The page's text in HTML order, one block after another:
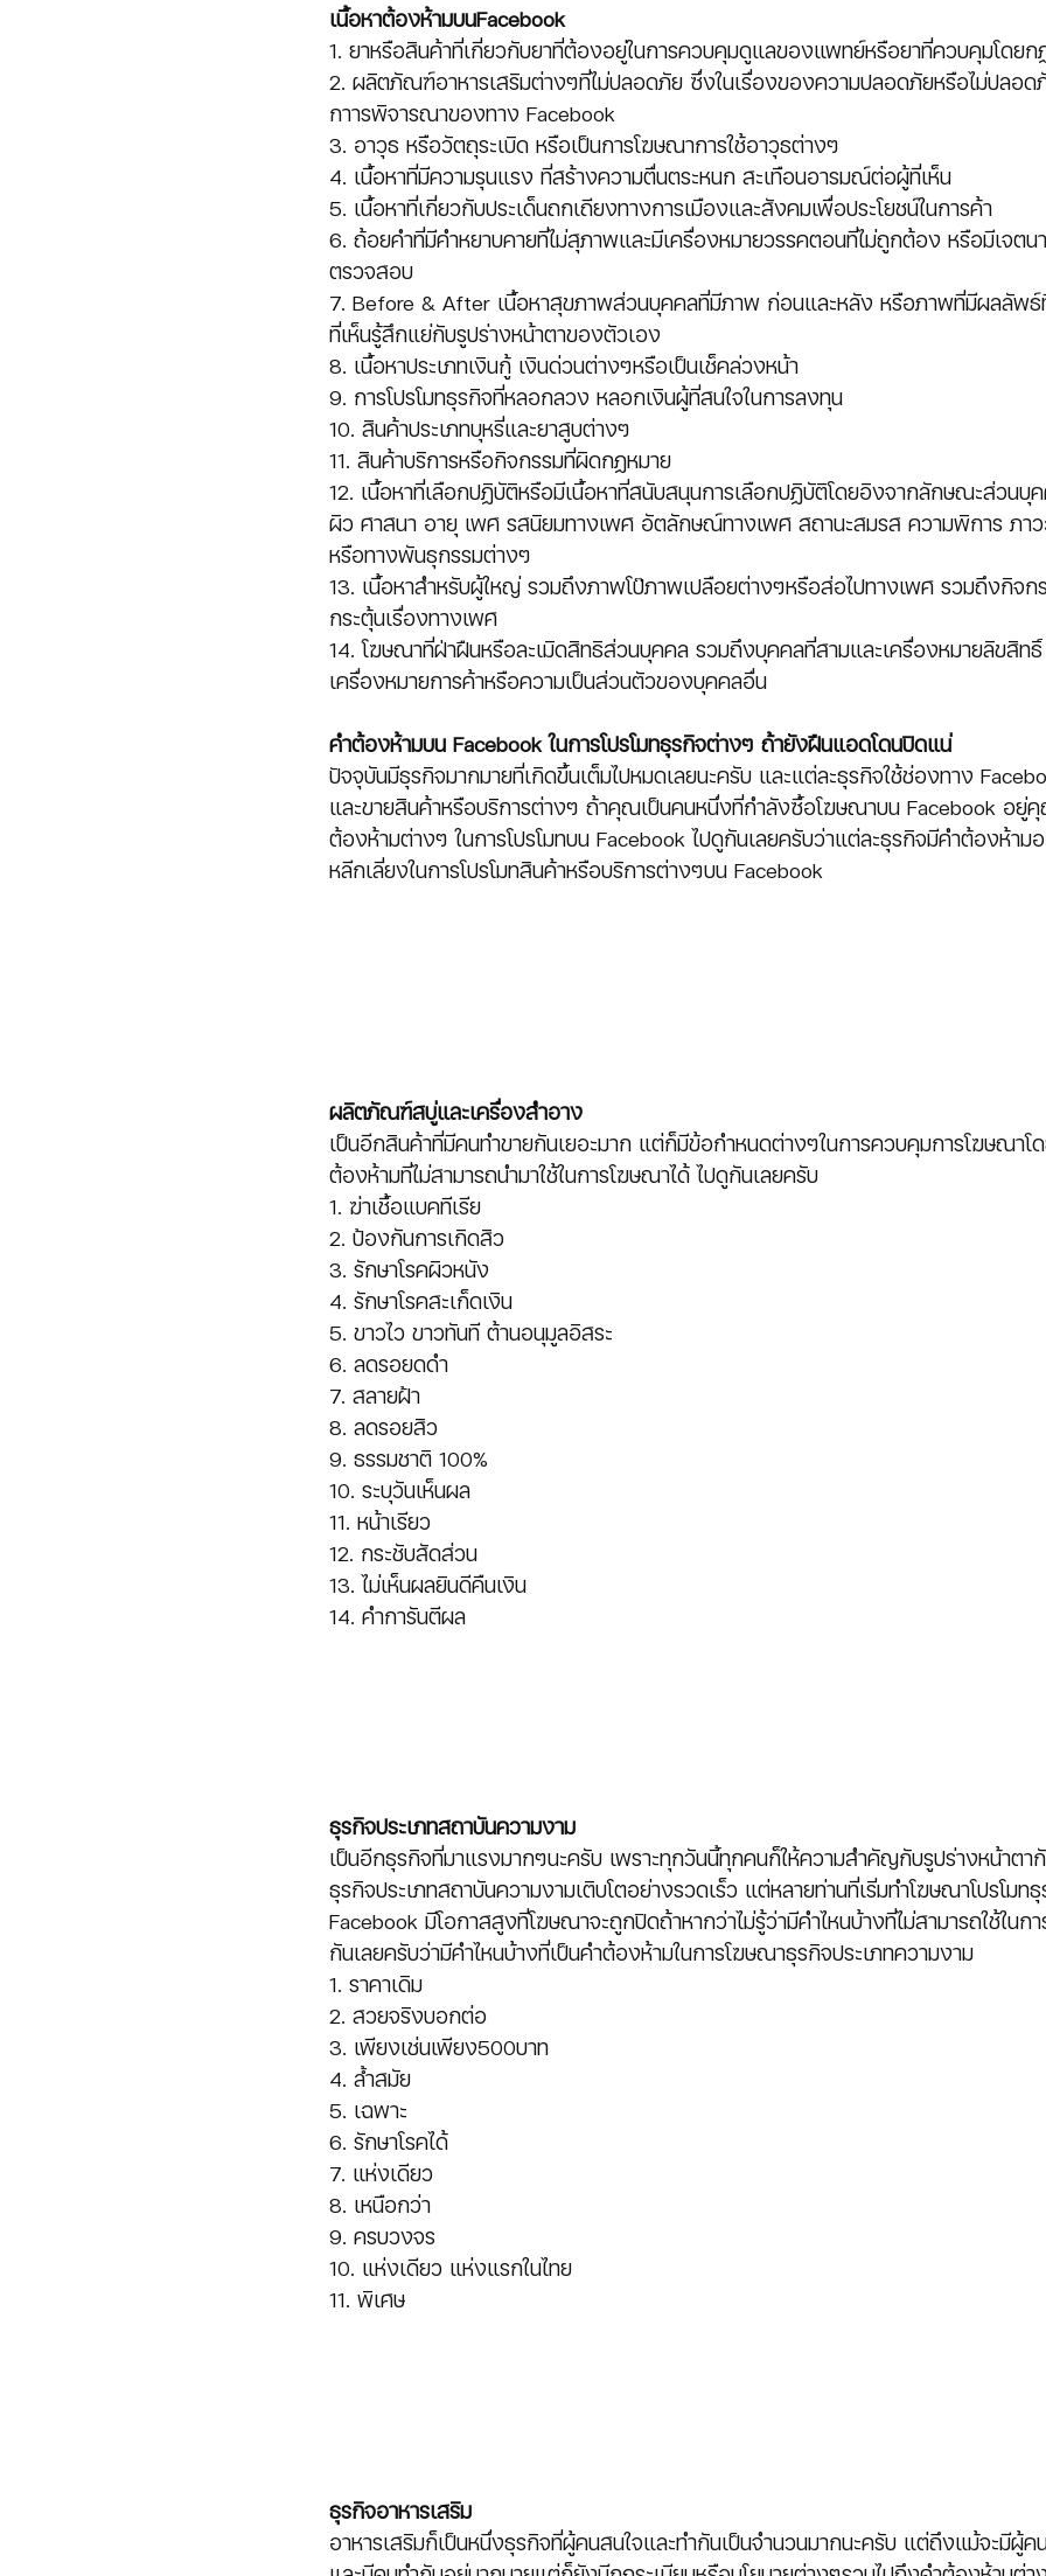
เนื้อหาต้องห้ามบนFacebook
1. ยาหรือสินค้าที่เกี่ยวกับยาที่ต้องอยู่ในการควบคุมดูแลของแพทย์หรือยาที่ควบคุมโดยก
2. ผลิตภัณฑ์อาหารเสริมต่างๆที่ไม่ปลอดภัย ซึ่งในเรื่องของความปลอดภัยหรือไม่ปลอด
กาารพิจารณาของทาง Facebook
3. อาวุธ หรือวัตถุระเบิด หรือเป็นการโฆษณาการใช้อาวุธต่างๆ
4. เนื้อหาที่มีความรุนแรง ที่สร้างความตื่นตระหนก สะเทือนอารมณ์ต่อผู้ที่เห็น
5. เนื้อหาที่เกี่ยวกับประเด็นถกเถียงทางการเมืองและสังคมเพื่อประโยชน์ในการค้า
6. ถ้อยคำที่มีคำหยาบคายที่ไม่สุภาพและมีเครื่องหมายวรรคตอนที่ไม่ถูกต้อง หรือมีเจตน
ตรวจสอบ
7. Before & After เนื้อหาสุขภาพส่วนบุคคลที่มีภาพ ก่อนและหลัง หรือภาพที่มีผลลัพธ์
ที่เห็นรู้สึกแย่กับรูปร่างหน้าตาของตัวเอง
8. เนื้อหาประเภทเงินกู้ เงินด่วนต่างๆหรือเป็นเช็คล่วงหน้า
9. การโปรโมทธุรกิจที่หลอกลวง หลอกเงินผู้ที่สนใจในการลงทุน
10. สินค้าประเภทบุหรี่และยาสูบต่างๆ
11. สินค้าบริการหรือกิจกรรมที่ผิดกฏหมาย
12. เนื้อหาที่เลือกปฏิบัติหรือมีเนื้อหาที่สนับสนุนการเลือกปฏิบัติโดยอิงจากลักษณะส่วนบุ
ผิว ศาสนา อายุ เพศ รสนิยมทางเพศ อัตลักษณ์ทางเพศ สถานะสมรส ความพิการ ภา
หรือทางพันธุกรรมต่างๆ
13. เนื้อหาสำหรับผู้ใหญ่ รวมถึงภาพโป๊ภาพเปลือยต่างๆหรือส่อไปทางเพศ รวมถึงกิจก
กระตุ้นเรื่องทางเพศ
14. โฆษณาที่ฝ่าฝืนหรือละเมิดสิทธิส่วนบุคคล รวมถึงบุคคลที่สามและเครื่องหมายลิขสิทธิ์
เครื่องหมายการค้าหรือความเป็นส่วนตัวของบุคคลอื่น
คำต้องห้ามบน Facebook ในการโปรโมทธุรกิจต่างๆ ถ้ายังฝืนแอดโดนปิดแน่
ปัจจุบันมีธุรกิจมากมายที่เกิดขึ้นเต็มไปหมดเลยนะครับ และแต่ละธุรกิจใช้ช่องทาง
และขายสินค้าหรือบริการต่างๆ ถ้าคุณเป็นคนหนึ่งที่กำลังซื้อโฆษณาบน Facebook อยู่
ต้องห้ามต่างๆ ในการโปรโมทบน Facebook ไปดูกันเลยครับว่าแต่ละธุรกิจมีคำต้องห้ามอ
หลีกเลี่ยงในการโปรโมทสินค้าหรือบริการต่างๆบน Facebook
ผลิตภัณฑ์สบู่และเครื่องสำอาง
เป็นอีกสินค้าที่มีคนทำขายกันเยอะมาก แต่ก็มีข้อกำหนดต่างๆในการควบคุมการโฆษณาโ
ต้องห้ามที่ไม่สามารถนำมาใช้ในการโฆษณาได้ ไปดูกันเลยครับ
1. ฆ่าเชื้อแบคทีเรีย
2. ป้องกันการเกิดสิว
3. รักษาโรคผิวหนัง
4. รักษาโรคสะเก็ดเงิน
5. ขาวไว ขาวทันที ต้านอนุมูลอิสระ
6. ลดรอยดดำ
7. สลายฝ้า
8. ลดรอยสิว
9. ธรรมชาติ 100%
10. ระบุวันเห็นผล
11. หน้าเรียว
12. กระชับสัดส่วน
13. ไม่เห็นผลยินดีคืนเงิน
14. คำการันตีผล
ธุรกิจประเภทสถาบันความงาม
เป็นอีกธุรกิจที่มาแรงมากๆนะครับ เพราะทุกวันนี้ทุกคนก็ให้ความสำคัญกับรูปร่างหน้าตา
ธุรกิจประเภทสถาบันความงามเติบโตอย่างรวดเร็ว แต่หลายท่านที่เริ่มทำโฆษณาโปรโมท
Facebook มีโอกาสสูงที่โฆษณาจะถูกปิดถ้าหากว่าไม่รู้ว่ามีคำไหนบ้างที่ไม่สามารถใช้ในก
กันเลยครับว่ามีคำไหนบ้างที่เป็นคำต้องห้ามในการโฆษณาธุรกิจประเภทความงาม
1. ราคาเดิม
2. สวยจริงบอกต่อ
3. เพียงเช่นเพียง500บาท
4. ล้ำสมัย
5. เฉพาะ
6. รักษาโรคได้
7. แห่งเดียว
8. เหนือกว่า
9. ครบวงจร
10. แห่งเดียว แห่งแรกในไทย
11. พิเศษ
ธุรกิจอาหารเสริม
อาหารเสริมก็เป็นหนึ่งธุรกิจที่ผู้คนสนใจและทำกันเป็นจำนวนมากนะครับ แต่ถึงแม้จะมีผู้ค